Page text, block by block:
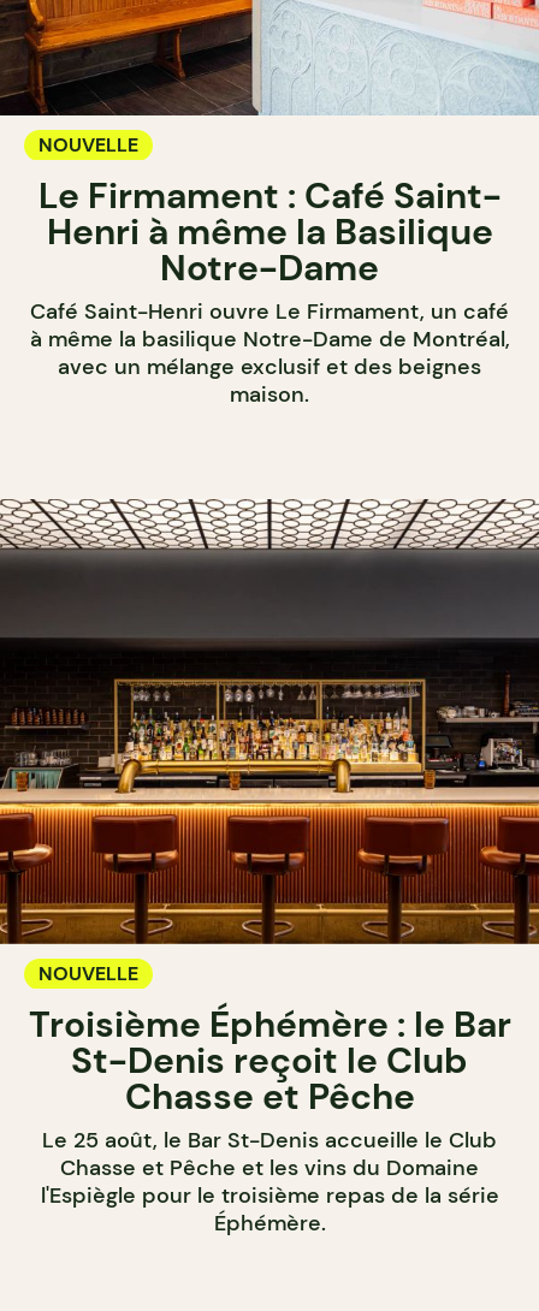
NOUVELLE
Le Firmament : Café Saint-
Henri à même la Basilique
Notre-Dame
Café Saint-Henri ouvre Le Firmament, un café
à même la basilique Notre-Dame de Montréal,
avec un mélange exclusif et des beignes
maison.
NOUVELLE
Troisième Éphémère : le Bar
St-Denis reçoit le Club
Chasse et Pêche
Le 25 août, le Bar St-Denis accueille le Club
Chasse et Pêche et les vins du Domaine
l'Espiègle pour le troisième repas de la série
Éphémère.